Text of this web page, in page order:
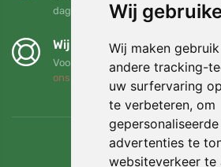
Wij
Wij maken
andere tracking-
uw surfervaring
te verbeteren, om
advertenties te
websiteverkeer te
dagen retourneren of ruilen
Wij steunen Trees.org
Voor elke bestelling planten we
ons